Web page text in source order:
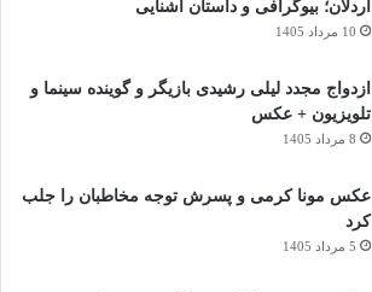
اردلان؛ بیوگرافی و داستان آشنایی
10 مرداد 1405
ازدواج مجدد لیلی رشیدی بازیگر و گوینده سینما و
تلویزیون + عکس
8 مرداد 1405
عکس مونا کرمی و پسرش توجه مخاطبان را جلب
کرد
5 مرداد 1405